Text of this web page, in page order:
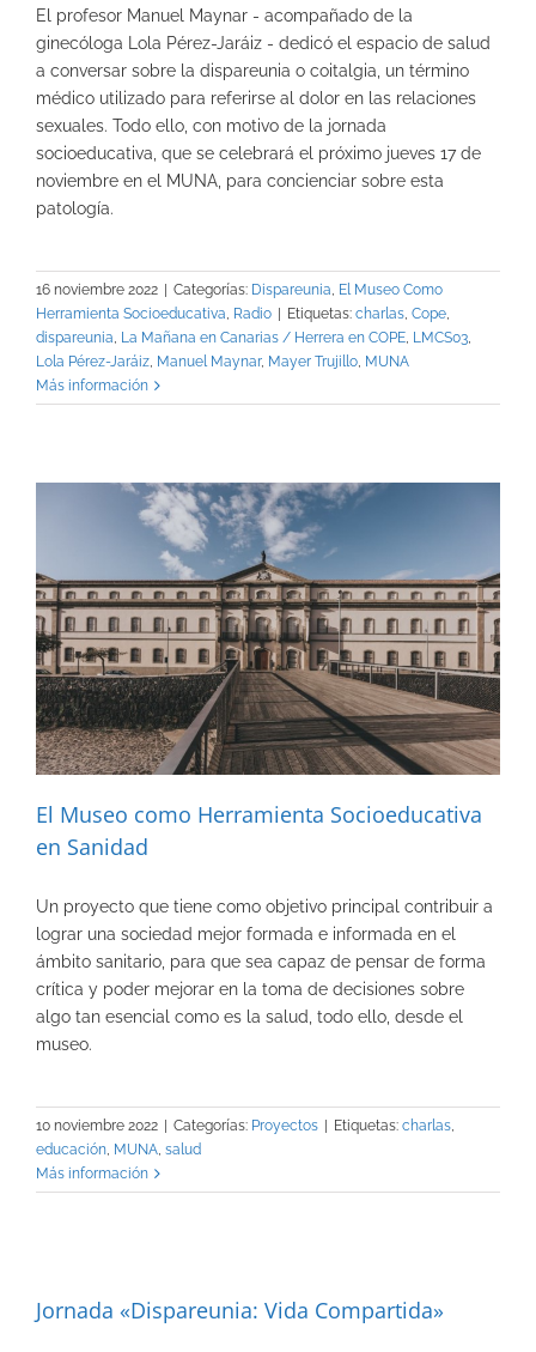
El profesor Manuel Maynar - acompañado de la
ginecóloga Lola Pérez-Jaráiz - dedicó el espacio de salud
a conversar sobre la dispareunia o coitalgia, un término
médico utilizado para referirse al dolor en las relaciones
sexuales. Todo ello, con motivo de la jornada
socioeducativa, que se celebrará el próximo jueves 17 de
noviembre en el MUNA, para concienciar sobre esta
patología.
16 noviembre 2022 | Categorías: Dispareunia, El Museo Como
Herramienta Socioeducativa, Radio | Etiquetas: charlas, Cope,
dispareunia, La Mañana en Canarias / Herrera en COPE, LMCS03,
Lola Pérez-Jaráiz, Manuel Maynar, Mayer Trujillo, MUNA
Más información
El Museo como Herramienta Socioeducativa
en Sanidad
Un proyecto que tiene como objetivo principal contribuir a
lograr una sociedad mejor formada e informada en el
ámbito sanitario, para que sea capaz de pensar de forma
crítica y poder mejorar en la toma de decisiones sobre
algo tan esencial como es la salud, todo ello, desde el
museo.
10 noviembre 2022 Categorías: Proyectos Etiquetas: charlas,
educación, MUNA, salud
Más información
Jornada «Dispareunia: Vida Compartida»